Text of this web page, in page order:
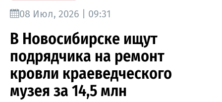
08 Июл, 2026 | 09:31
В Новосибирске ищут
подрядчика на ремонт
кровли краеведческого
музея за 14,5 млн